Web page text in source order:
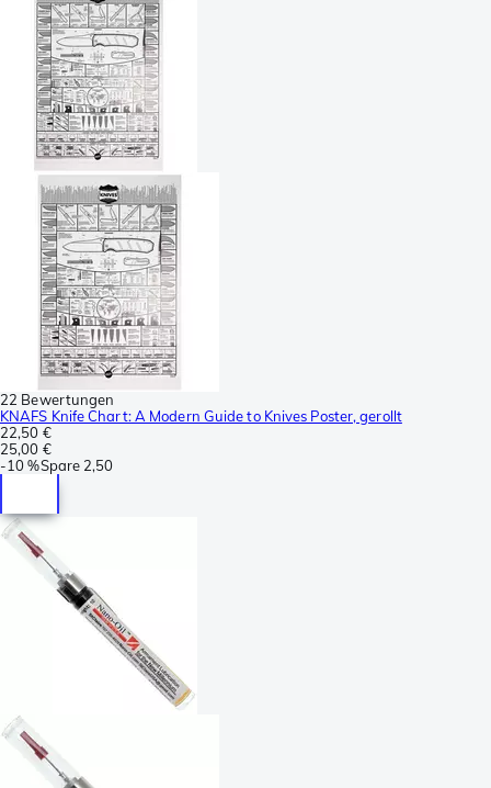
22 Bewertungen
KNAFS Knife Chart: A Modern Guide to Knives Poster, gerollt
22,50 €
25,00 €
-10 %Spare 2,50